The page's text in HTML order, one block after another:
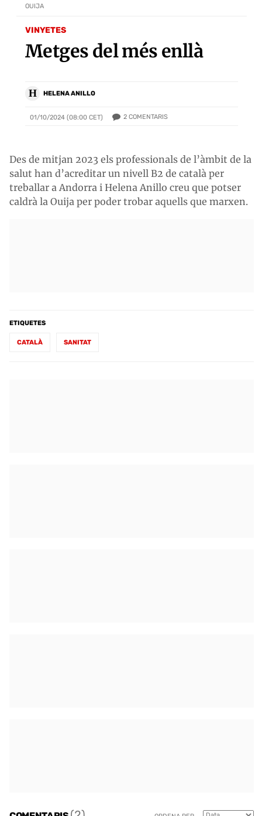
VINYETES
Metges del més enllà
H HELENA ANILLO
01/10/2024 (08:00 CET) 2 COMENTARIS
OUIJA
Des de mitjan 2023 els professionals de l’àmbit de la
salut han d’acreditar un nivell B2 de català per
treballar a Andorra i Helena Anillo creu que potser
caldrà la Ouija per poder trobar aquells que marxen.
ETIQUETES
CATALÀ SANITAT